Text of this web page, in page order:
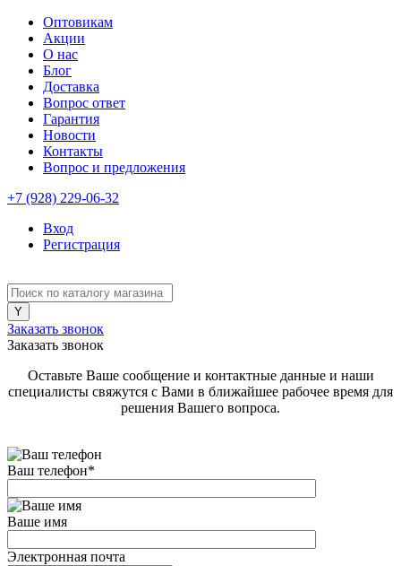
Оптовикам
Акции
О нас
Блог
Доставка
Вопрос ответ
Гарантия
Новости
Контакты
Вопрос и предложения
+7 (928) 229-06-32
Вход
Регистрация
Заказать звонок
Заказать звонок
Оставьте Ваше сообщение и контактные данные и наши
специалисты свяжутся с Вами в ближайшее рабочее время для
решения Вашего вопроса.
Ваш телефон*
Ваше имя
Электронная почта